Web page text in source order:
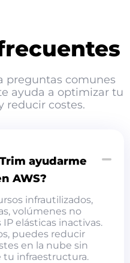
preguntas comunes
ayuda a optimizar tu
reducir costes.
ayudarme
AWS?
infrautilizados,
volúmenes no
elásticas inactivas.
puedes reducir
en la nube sin
infraestructura.